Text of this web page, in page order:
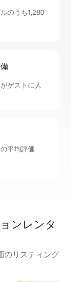
のうち1,280
ゲストに人
平均評価
ンレンタ
のリスティング